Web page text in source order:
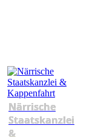
Närrische
Staatskanzlei
&